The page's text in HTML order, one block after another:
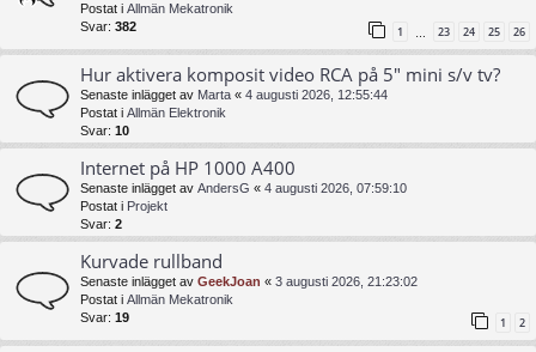
Postat i Allmän Mekatronik
Svar: 382 1 … 23 24 25 26
Hur aktivera komposit video RCA på 5" mini s/v tv?
Senaste inlägget av Marta « 4 augusti 2026, 12:55:44
Postat i Allmän Elektronik
Svar: 10
Internet på HP 1000 A400
Senaste inlägget av AndersG « 4 augusti 2026, 07:59:10
Postat i Projekt
Svar: 2
Kurvade rullband
Senaste inlägget av GeekJoan « 3 augusti 2026, 21:23:02
Postat i Allmän Mekatronik
Svar: 19 1 2